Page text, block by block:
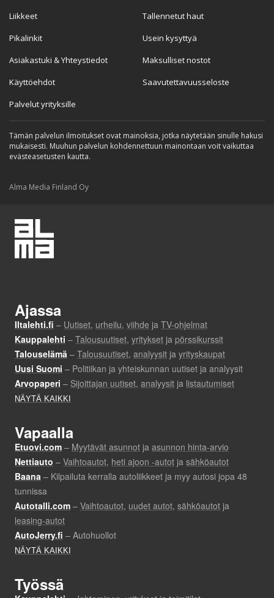
Liikkeet
Pikalinkit
Asiakastuki & Yhteystiedot
Käyttöehdot
Palvelut yrityksille
Tallennetut haut
Usein kysyttyä
Maksulliset nostot
Saavutettavuusseloste
Tämän palvelun ilmoitukset ovat mainoksia, jotka näytetään sinulle hakusi
mukaisesti. Muuhun palvelun kohdennettuun mainontaan voit vaikuttaa
evästeasetusten kautta.
Alma Media Finland Oy